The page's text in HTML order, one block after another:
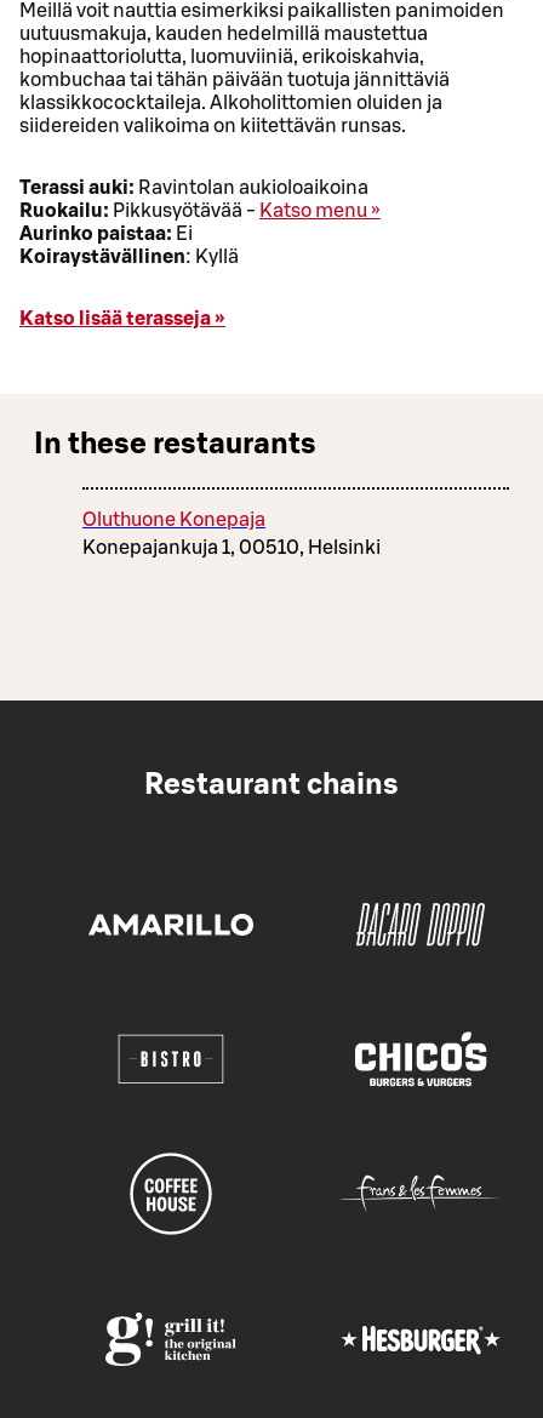
Meillä voit nauttia esimerkiksi paikallisten panimoiden
uutuusmakuja, kauden hedelmillä maustettua
hopinaattoriolutta, luomuviiniä, erikoiskahvia,
kombuchaa tai tähän päivään tuotuja jännittäviä
klassikkococktaileja. Alkoholittomien oluiden ja
siidereiden valikoima on kiitettävän runsas.
Terassi auki: Ravintolan aukioloaikoina
Ruokailu: Pikkusyötävää - Katso menu »
Aurinko paistaa: Ei
Koiraystävällinen: Kyllä
Katso lisää terasseja »
In these restaurants
Oluthuone Konepaja
Konepajankuja 1, 00510, Helsinki
Restaurant chains